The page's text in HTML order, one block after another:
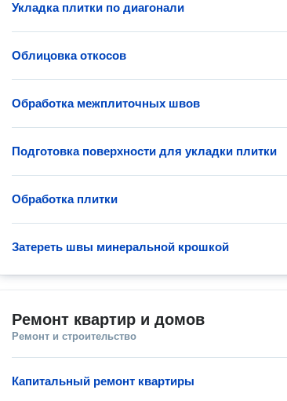
Укладка плитки по диагонали
Облицовка откосов
Обработка межплиточных швов
Подготовка поверхности для укладки плитки
Обработка плитки
Затереть швы минеральной крошкой
Ремонт квартир и домов
Ремонт и строительство
Капитальный ремонт квартиры